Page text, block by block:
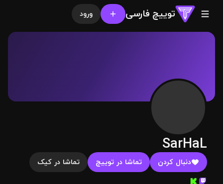
توییچ فارسی ورود
SarHaL
دنبال کردن تماشا در توییچ تماشا در کیک